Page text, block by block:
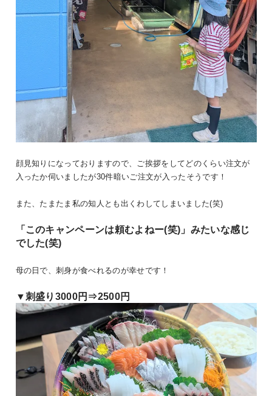
顔見知りになっておりますので、ご挨拶をしてどのくらい注文が
入ったか伺いましたが30件暗いご注文が入ったそうです！
また、たまたま私の知人とも出くわしてしまいました(笑)
「このキャンペーンは頼むよねー(笑)」みたいな感じ
でした(笑)
母の日で、刺身が食べれるのが幸せです！
▼刺盛り3000円⇒2500円